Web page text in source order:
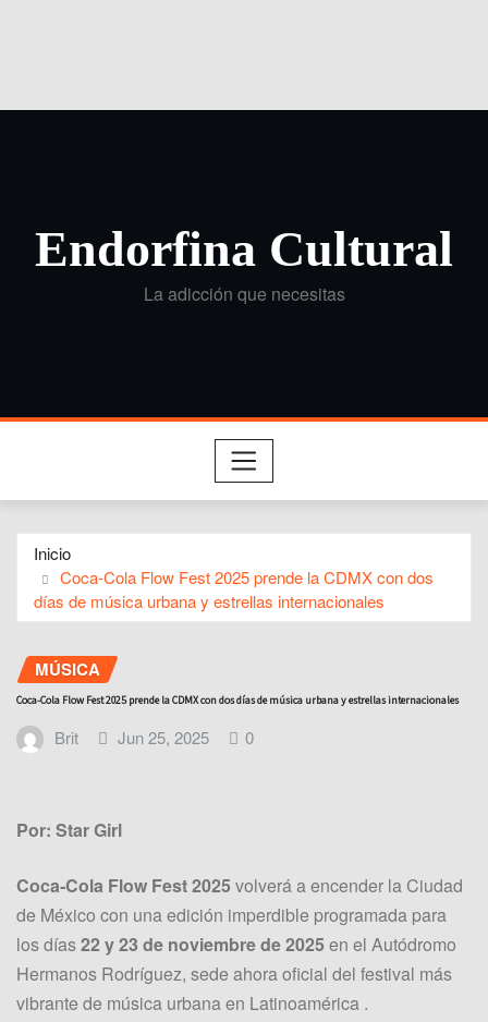
Endorfina Cultural
La adicción que necesitas
Inicio
Coca-Cola Flow Fest 2025 prende la CDMX con dos
días de música urbana y estrellas internacionales
MÚSICA
Coca-Cola Flow Fest 2025 prende la CDMX con dos días de música urbana y estrellas internacionales
Brit Jun 25, 2025 0
Por: Star Girl
Coca‑Cola Flow Fest 2025 volverá a encender la Ciudad
de México con una edición imperdible programada para
los días22 y 23 de noviembre de 2025 en el Autódromo
Hermanos Rodríguez, sede ahora oficial del festival más
vibrante de música urbana en Latinoamérica .